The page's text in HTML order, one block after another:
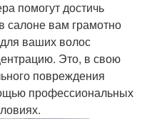
помогут достичь
салоне вам грамотно
ваших волос
Это, в свою
повреждения
профессиональных